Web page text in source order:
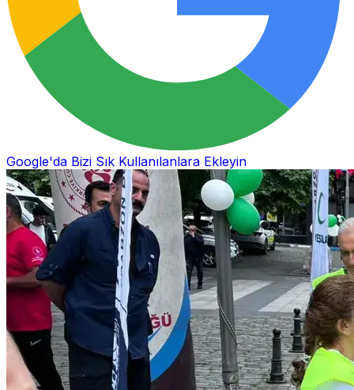
Google'da Bizi Sık Kullanılanlara Ekleyin